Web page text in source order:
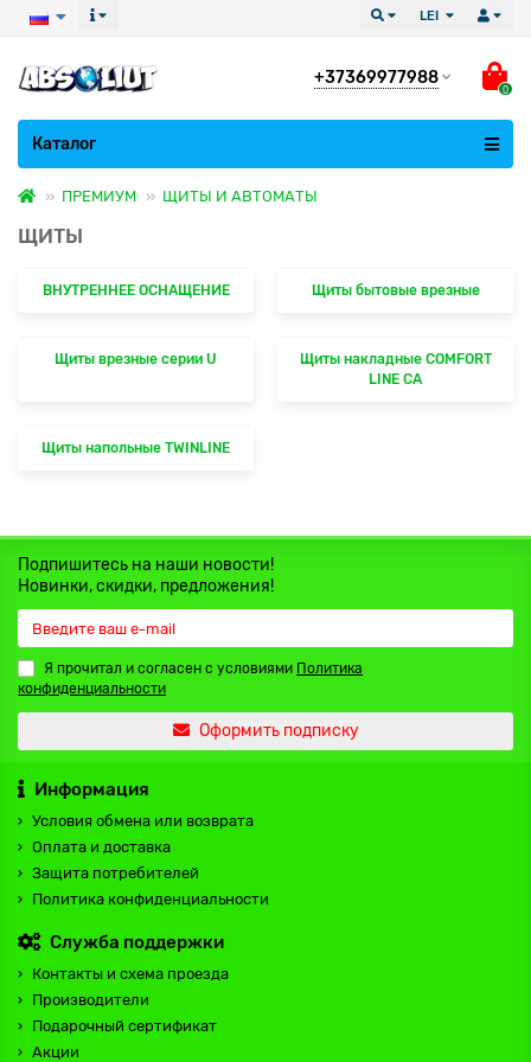
LEI
+37369977988
0
Все категории
Каталог
ПРЕМИУМ ЩИТЫ И АВТОМАТЫ
ЩИТЫ
ВНУТРЕННЕЕ ОСНАЩЕНИЕ Щиты бытовые врезные
Щиты врезные серии U
Щиты накладные COMFORT
LINE CA
Щиты напольные TWINLINE
Подпишитесь на наши новости!
Новинки, скидки, предложения!
Я прочитал и согласен с условиями Политика
конфиденциальности
Оформить подписку
Информация
Условия обмена или возврата
Оплата и доставка
Защита потребителей
Политика конфиденциальности
Служба поддержки
Контакты и схема проезда
Производители
Подарочный сертификат
Акции